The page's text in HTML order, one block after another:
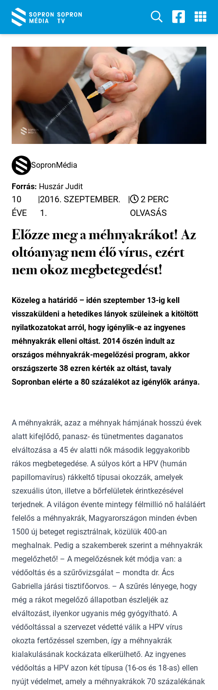
SopronMédia
Forrás: Huszár Judit
10
ÉVE
|2016. SZEPTEMBER.
1.
|
2 PERC
OLVASÁS
Előzze meg a méhnyakrákot! Az
oltóanyag nem élő vírus, ezért
nem okoz megbetegedést!
Közeleg a határidő – idén szeptember 13-ig kell
visszaküldeni a hetedikes lányok szüleinek a kitöltött
nyilatkozatokat arról, hogy igénylik-e az ingyenes
méhnyakrák elleni oltást. 2014 őszén indult az
országos méhnyakrák-megelőzési program, akkor
országszerte 38 ezren kérték az oltást, tavaly
Sopronban elérte a 80 százalékot az igénylők aránya.
A méhnyakrák, azaz a méhnyak hámjának hosszú évek
alatt kifejlődő, panasz- és tünetmentes daganatos
elváltozása a 45 év alatti nők második leggyakoribb
rákos megbetegedése. A súlyos kórt a HPV (humán
papillomavírus) rákkeltő típusai okozzák, amelyek
szexuális úton, illetve a bőrfelületek érintkezésével
terjednek. A világon évente mintegy félmillió nő haláláért
felelős a méhnyakrák, Magyarországon minden évben
1500 új beteget regisztrálnak, közülük 400-an
meghalnak. Pedig a szakemberek szerint a méhnyakrák
megelőzhető! – A megelőzésnek két módja van: a
védőoltás és a szűrővizsgálat – mondta dr. Ács
Gabriella járási tisztifőorvos. – A szűrés lényege, hogy
még a rákot megelőző állapotban észleljék az
elváltozást, ilyenkor ugyanis még gyógyítható. A
védőoltással a szervezet védetté válik a HPV vírus
okozta fertőzéssel szemben, így a méhnyakrák
kialakulásának kockázata elkerülhető. Az ingyenes
védőoltás a HPV azon két típusa (16-os és 18-as) ellen
nyújt védelmet, amely a méhnyakrákok 70 százalékának